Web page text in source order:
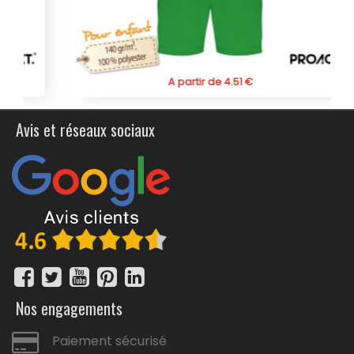
A partir de 4.51 €
Avis et réseaux sociaux
Nos engagements
Paiement sécurisé